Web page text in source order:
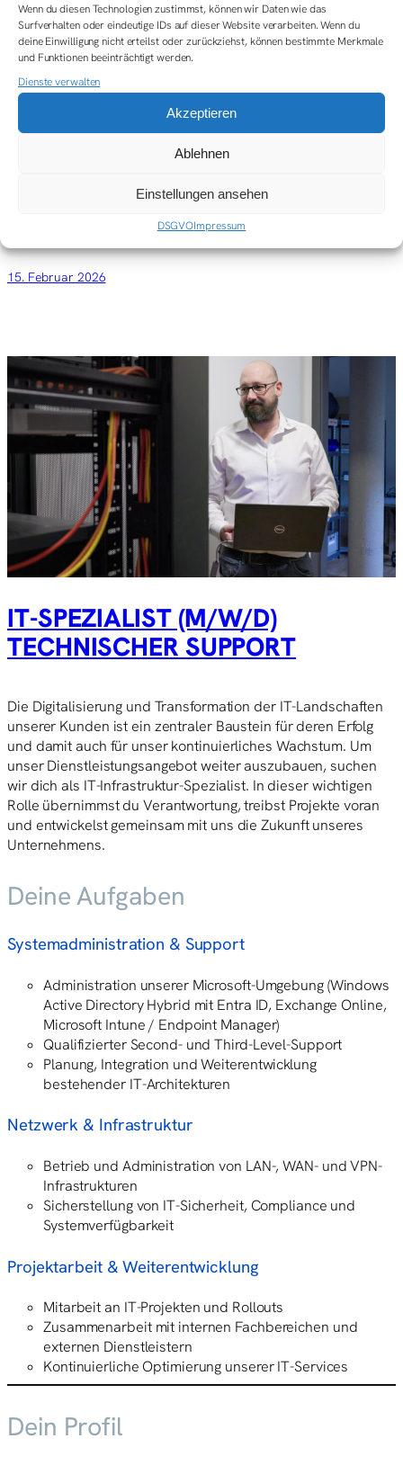
Wenn du diesen Technologien zustimmst, können wir Daten wie das
Surfverhalten oder eindeutige IDs auf dieser Website verarbeiten. Wenn du
deine Einwilligung nicht erteilst oder zurückziehst, können bestimmte Merkmale
und Funktionen beeinträchtigt werden.
Dienste verwalten
Akzeptieren
Ablehnen
Einstellungen ansehen
DSGVOImpressum
Modernste Arbeitsausstattung, ergonomische
Arbeitsplätze und aktuelle Technologien
Betriebliche Krankenversicherung, Altersvorsorge und
vermögenswirksame Leistungen
Wellpass: Zugang zu einem breiten Netzwerk an
Fitnessstudios, Sportangeboten und Wellness-Partnern
Teamevents, gemeinsame Aktivitäten und regelmäßige
Austauschrunden, die für ein starkes Miteinander
Individuelle Regelungen für Remote-Arbeit und flexible
Arbeitszeiten für eine optimale Work-Life-Balance
15. Februar 2026
IT-SPEZIALIST (M/W/D)
TECHNISCHER SUPPORT
Die Digitalisierung und Transformation der IT-Landschaften
unserer Kunden ist ein zentraler Baustein für deren Erfolg
und damit auch für unser kontinuierliches Wachstum. Um
unser Dienstleistungsangebot weiter auszubauen, suchen
wir dich als IT-Infrastruktur-Spezialist. In dieser wichtigen
Rolle übernimmst du Verantwortung, treibst Projekte voran
und entwickelst gemeinsam mit uns die Zukunft unseres
Unternehmens.
Deine Aufgaben
Systemadministration & Support
Administration unserer Microsoft-Umgebung (Windows
Active Directory Hybrid mit Entra ID, Exchange Online,
Microsoft Intune / Endpoint Manager)
Qualifizierter Second- und Third-Level-Support
Planung, Integration und Weiterentwicklung
bestehender IT-Architekturen
Netzwerk & Infrastruktur
Betrieb und Administration von LAN-, WAN- und VPN-
Infrastrukturen
Sicherstellung von IT-Sicherheit, Compliance und
Systemverfügbarkeit
Projektarbeit & Weiterentwicklung
Mitarbeit an IT-Projekten und Rollouts
Zusammenarbeit mit internen Fachbereichen und
externen Dienstleistern
Kontinuierliche Optimierung unserer IT-Services
Dein Profil